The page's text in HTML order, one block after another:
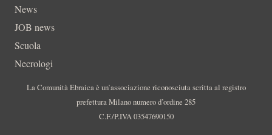
News
JOB news
Scuola
Necrologi
La Comunità Ebraica è un’associazione riconosciuta scritta al registro
prefettura Milano numero d’ordine 285
C.F./P.IVA 03547690150